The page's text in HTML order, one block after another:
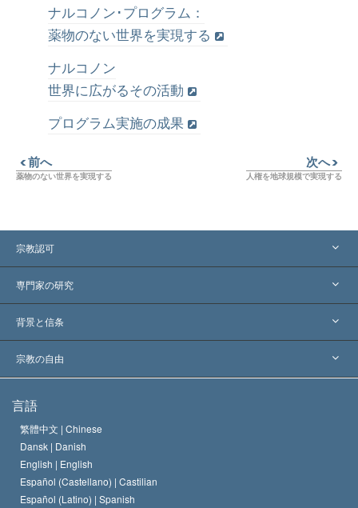
ナルコノン･プログラム：
薬物のない世界を実現する
ナルコノン
世界に広がるその活動
プログラム実施の成果
前へ
薬物のない世界を実現する
次へ
人権を地球規模で実現する
宗教認可
アメリカ
世界各地での認可
主要な裁定
専門家の研究
各分野の専門家による見解
世界を代表する専門家
背景と信条
L. ロン ハバード
サイエントロジー教会の信条
サイエントロジストの規律
デビッド･ミスキャベッジ
宗教の自由
何でしょう？
人権の国際基準
宗教に関する宣言
言語
繁體中文 | Chinese
Dansk | Danish
English | English
Español (Castellano) | Castilian
Español (Latino) | Spanish